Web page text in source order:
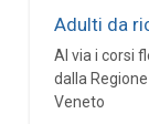
Adulti da
Al via i corsi
dalla
Veneto